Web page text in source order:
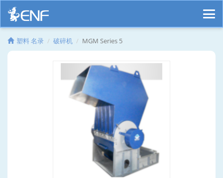
塑料 名录 破碎机 MGM Series 5